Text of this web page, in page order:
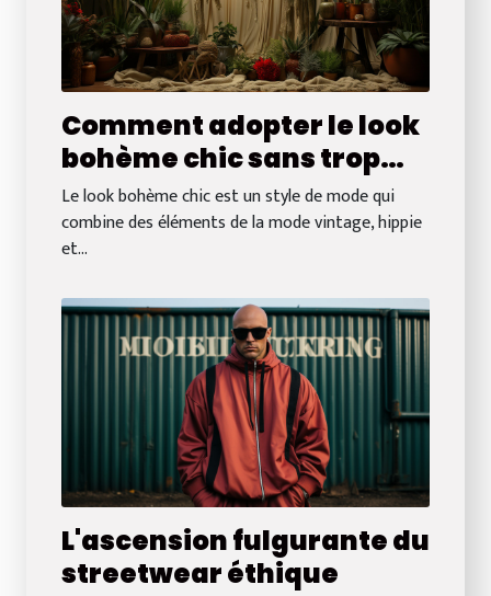
Comment adopter le look
bohème chic sans trop
dépenser
Le look bohème chic est un style de mode qui
combine des éléments de la mode vintage, hippie
et...
L'ascension fulgurante du
streetwear éthique